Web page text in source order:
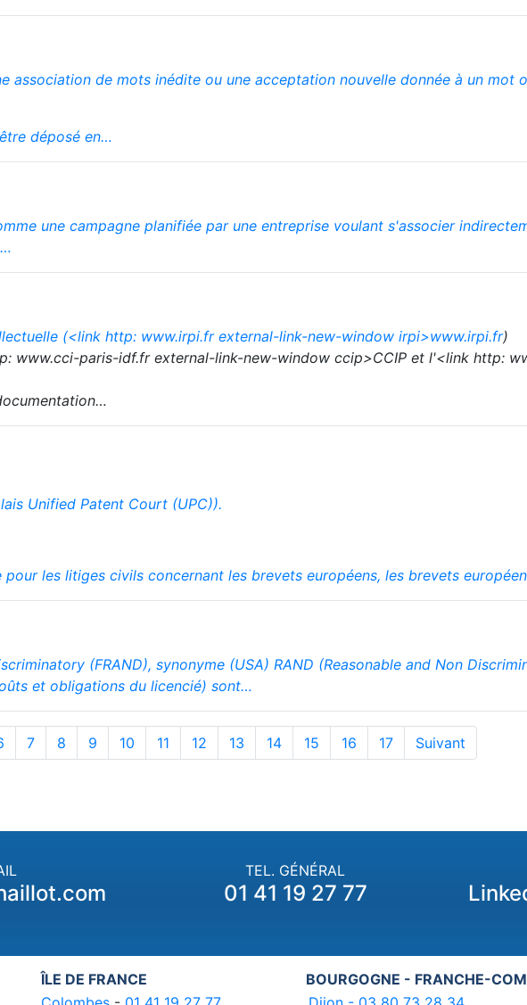
association de mots inédite ou une acceptation nouvelle donnée à un mot
déposé en…
une campagne planifiée par une entreprise voulant s'associer
(<link http: www.irpi.fr external-link-new-window irpi>www.irpi.fr)
www.cci-paris-idf.fr external-link-new-window ccip>CCIP et l'<link http:
Unified Patent Court (UPC)).
les litiges civils concernant les brevets européens, les brevets
(FRAND), synonyme (USA) RAND (Reasonable and Non
et obligations du licencié) sont…
7 8 9 10 11 12 13 14 15 16 17 Suivant
TEL. GÉNÉRAL
01 41 19 27 77
ÎLE DE FRANCE
BOURGOGNE - FRANCHE-